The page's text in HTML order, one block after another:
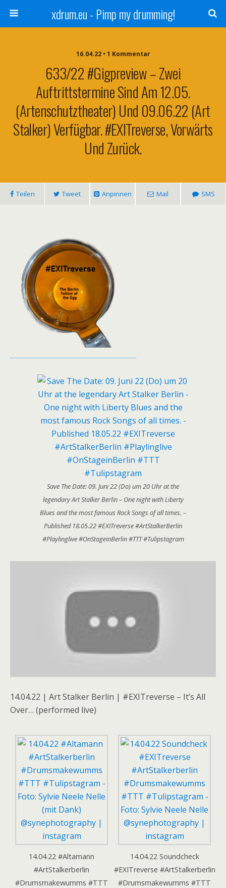
xdrum.eu - Pimp my drumming!
16.04.22 • 1 Kommentar
633/22 #Gigpreview – Zwei
Auftrittstermine Sind Am 12.05.
(Artenschutztheater) Und 09.06.22 (Art
Stalker) Verfügbar. #EXITreverse, Vorwärts
Und Zurück.
Teilen Tweet Anpinnen Mail SMS
Save The Date: 09. Juni 22 (Do) um 20 Uhr at the
legendary Art Stalker Berlin – One night with Liberty
Blues and the most famous Rock Songs of all times. –
Published 18.05.22 #EXITreverse #ArtStalkerBerlin
#Playlinglive #OnStageinBerlin #TTT #Tulipstagram
14.04.22 | Art Stalker Berlin | #EXITreverse – It’s All
Over… (performed live)
14.04.22 #Altamann
#ArtStalkerberlin
#Drumsmakewumms #TTT
14.04.22 Soundcheck
#EXITreverse #ArtStalkerberlin
#Drumsmakewumms #TTT